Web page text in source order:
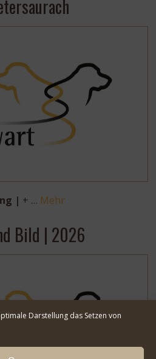
Darstellung das Setzen von
| + … Mehr
Bild | 2026